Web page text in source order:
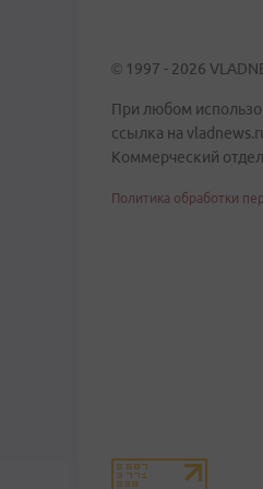
© 1997 - 2026
При любом
ссылка на
Коммерческий
Политика обработки